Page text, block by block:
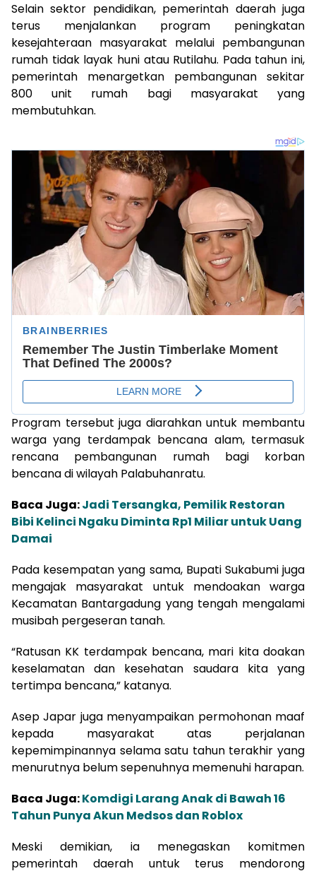
Selain sektor pendidikan, pemerintah daerah juga
terus menjalankan program peningkatan
kesejahteraan masyarakat melalui pembangunan
rumah tidak layak huni atau Rutilahu. Pada tahun ini,
pemerintah menargetkan pembangunan sekitar
800 unit rumah bagi masyarakat yang
membutuhkan.
Program tersebut juga diarahkan untuk membantu
warga yang terdampak bencana alam, termasuk
rencana pembangunan rumah bagi korban
bencana di wilayah Palabuhanratu.
Baca Juga:Jadi Tersangka, Pemilik Restoran
Bibi Kelinci Ngaku Diminta Rp1 Miliar untuk Uang
Damai
Pada kesempatan yang sama, Bupati Sukabumi juga
mengajak masyarakat untuk mendoakan warga
Kecamatan Bantargadung yang tengah mengalami
musibah pergeseran tanah.
“Ratusan KK terdampak bencana, mari kita doakan
keselamatan dan kesehatan saudara kita yang
tertimpa bencana,” katanya.
Asep Japar juga menyampaikan permohonan maaf
kepada masyarakat atas perjalanan
kepemimpinannya selama satu tahun terakhir yang
menurutnya belum sepenuhnya memenuhi harapan.
Baca Juga:Komdigi Larang Anak di Bawah 16
Tahun Punya Akun Medsos dan Roblox
Meski demikian, ia menegaskan komitmen
pemerintah daerah untuk terus mendorong